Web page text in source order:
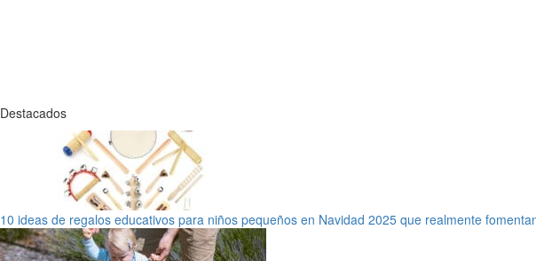
Destacados
10 ideas de regalos educativos para niños pequeños en Navidad 2025 que realmente